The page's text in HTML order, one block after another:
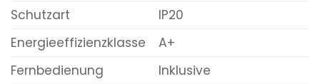
Schutzart
IP20
Energieeffizienzklasse
A+
Fernbedienung
Inklusive